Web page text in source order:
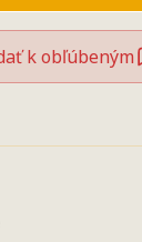
k obľúbeným